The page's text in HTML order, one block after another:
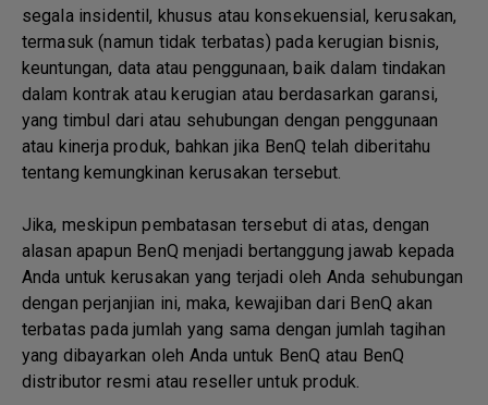
segala insidentil, khusus atau konsekuensial, kerusakan,
termasuk (namun tidak terbatas) pada kerugian bisnis,
keuntungan, data atau penggunaan, baik dalam tindakan
dalam kontrak atau kerugian atau berdasarkan garansi,
yang timbul dari atau sehubungan dengan penggunaan
atau kinerja produk, bahkan jika BenQ telah diberitahu
tentang kemungkinan kerusakan tersebut.
Jika, meskipun pembatasan tersebut di atas, dengan
alasan apapun BenQ menjadi bertanggung jawab kepada
Anda untuk kerusakan yang terjadi oleh Anda sehubungan
dengan perjanjian ini, maka, kewajiban dari BenQ akan
terbatas pada jumlah yang sama dengan jumlah tagihan
yang dibayarkan oleh Anda untuk BenQ atau BenQ
distributor resmi atau reseller untuk produk.